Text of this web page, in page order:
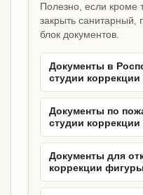
Полезно, если кроме
закрыть санитарный,
блок документов.
Документы в
студии
Документы по
студии
Документы для
коррекции фигуры